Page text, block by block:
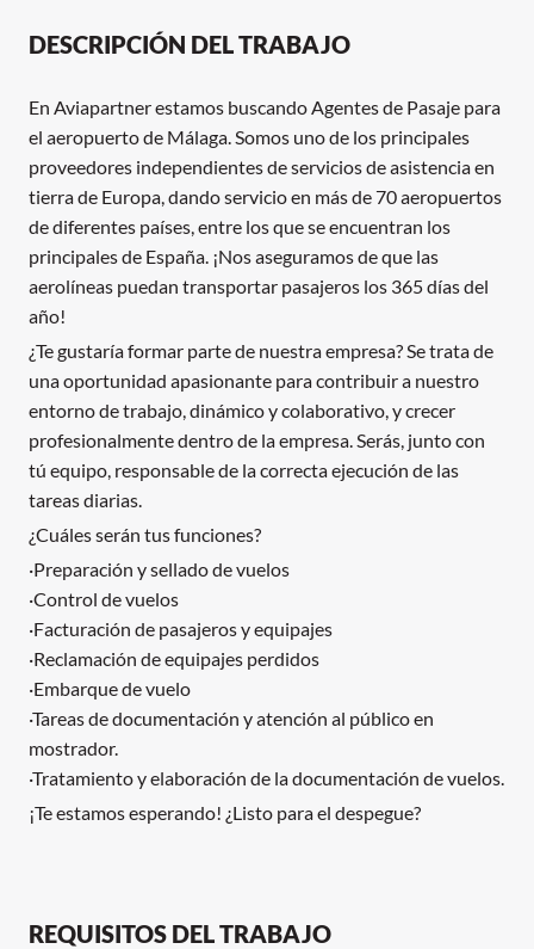
DESCRIPCIÓN DEL TRABAJO
En Aviapartner estamos buscando Agentes de Pasaje para
el aeropuerto de Málaga. Somos uno de los principales
proveedores independientes de servicios de asistencia en
tierra de Europa, dando servicio en más de 70 aeropuertos
de diferentes países, entre los que se encuentran los
principales de España. ¡Nos aseguramos de que las
aerolíneas puedan transportar pasajeros los 365 días del
año!
¿Te gustaría formar parte de nuestra empresa? Se trata de
una oportunidad apasionante para contribuir a nuestro
entorno de trabajo, dinámico y colaborativo, y crecer
profesionalmente dentro de la empresa. Serás, junto con
tú equipo, responsable de la correcta ejecución de las
tareas diarias.
¿Cuáles serán tus funciones?
·Preparación y sellado de vuelos
·Control de vuelos
·Facturación de pasajeros y equipajes
·Reclamación de equipajes perdidos
·Embarque de vuelo
·Tareas de documentación y atención al público en
mostrador.
·Tratamiento y elaboración de la documentación de vuelos.
¡Te estamos esperando! ¿Listo para el despegue?
REQUISITOS DEL TRABAJO